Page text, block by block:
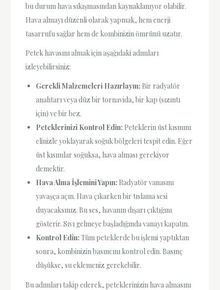
bu durum hava sıkışmasından kaynaklanıyor olabilir.
Hava almayı düzenli olarak yapmak, hem enerji
tasarrufu sağlar hem de kombinizin ömrünü uzatır.
Petek havasını almak için aşağıdaki adımları
izleyebilirsiniz:
Gerekli Malzemeleri Hazırlayın: Bir radyatör
anahtarı veya düz bir tornavida, bir kap (sızıntı
için) ve bir bez.
Peteklerinizi Kontrol Edin: Peteklerin üst kısmını
elinizle yoklayarak soğuk bölgeleri tespit edin. Eğer
üst kısımlar soğuksa, hava alması gerekiyor
demektir.
Hava Alma İşlemini Yapın: Radyatör vanasını
yavaşça açın. Hava çıkarken bir tıslama sesi
duyacaksınız. Bu ses, havanın dışarı çıktığını
gösterir. Sıvı gelmeye başladığında vanayı kapatın.
Kontrol Edin: Tüm peteklerde bu işlemi yaptıktan
sonra, kombinizin basıncını kontrol edin. Basınç
düşükse, su eklemeniz gerekebilir.
Bu adımları takip ederek, peteklerinizin hava almasını